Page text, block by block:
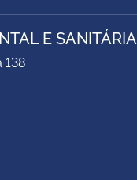
E SANITÁRIA
138